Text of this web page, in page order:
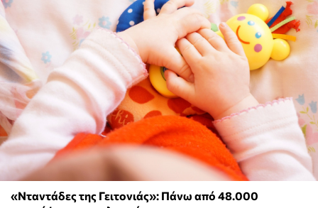
«Νταντάδες της Γειτονιάς»: Πάνω από 48.000